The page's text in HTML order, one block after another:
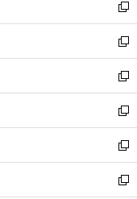
ド
ウ
で
開
く
ィ
ン
ド
ウ
で
開
く
い
ウ
ィ
ン
ド
ウ
で
開
く
新
し
い
ウ
ィ
ン
ド
ウ
で
開
く
新
し
い
ウ
ィ
ン
ド
ウ
で
新
し
い
ウ
ィ
ン
ド
新
し
い
ウ
ィ
新
し
い
新